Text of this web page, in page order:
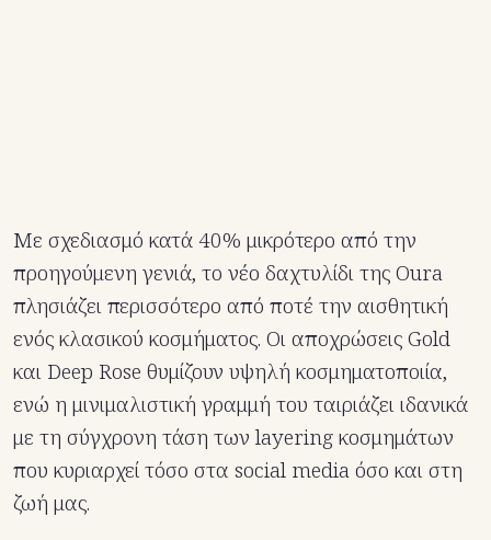
Με σχεδιασμό κατά 40% μικρότερο από την
προηγούμενη γενιά, το νέο δαχτυλίδι της Oura
πλησιάζει περισσότερο από ποτέ την αισθητική
ενός κλασικού κοσμήματος. Οι αποχρώσεις Gold
και Deep Rose θυμίζουν υψηλή κοσμηματοποιία,
ενώ η μινιμαλιστική γραμμή του ταιριάζει ιδανικά
με τη σύγχρονη τάση των layering κοσμημάτων
που κυριαρχεί τόσο στα social media όσο και στη
ζωή μας.